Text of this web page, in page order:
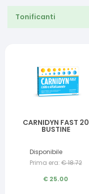
Tonificanti
CARNIDYN FAST 20
BUSTINE
Disponibile
Prima era: €18.72
€ 25.00